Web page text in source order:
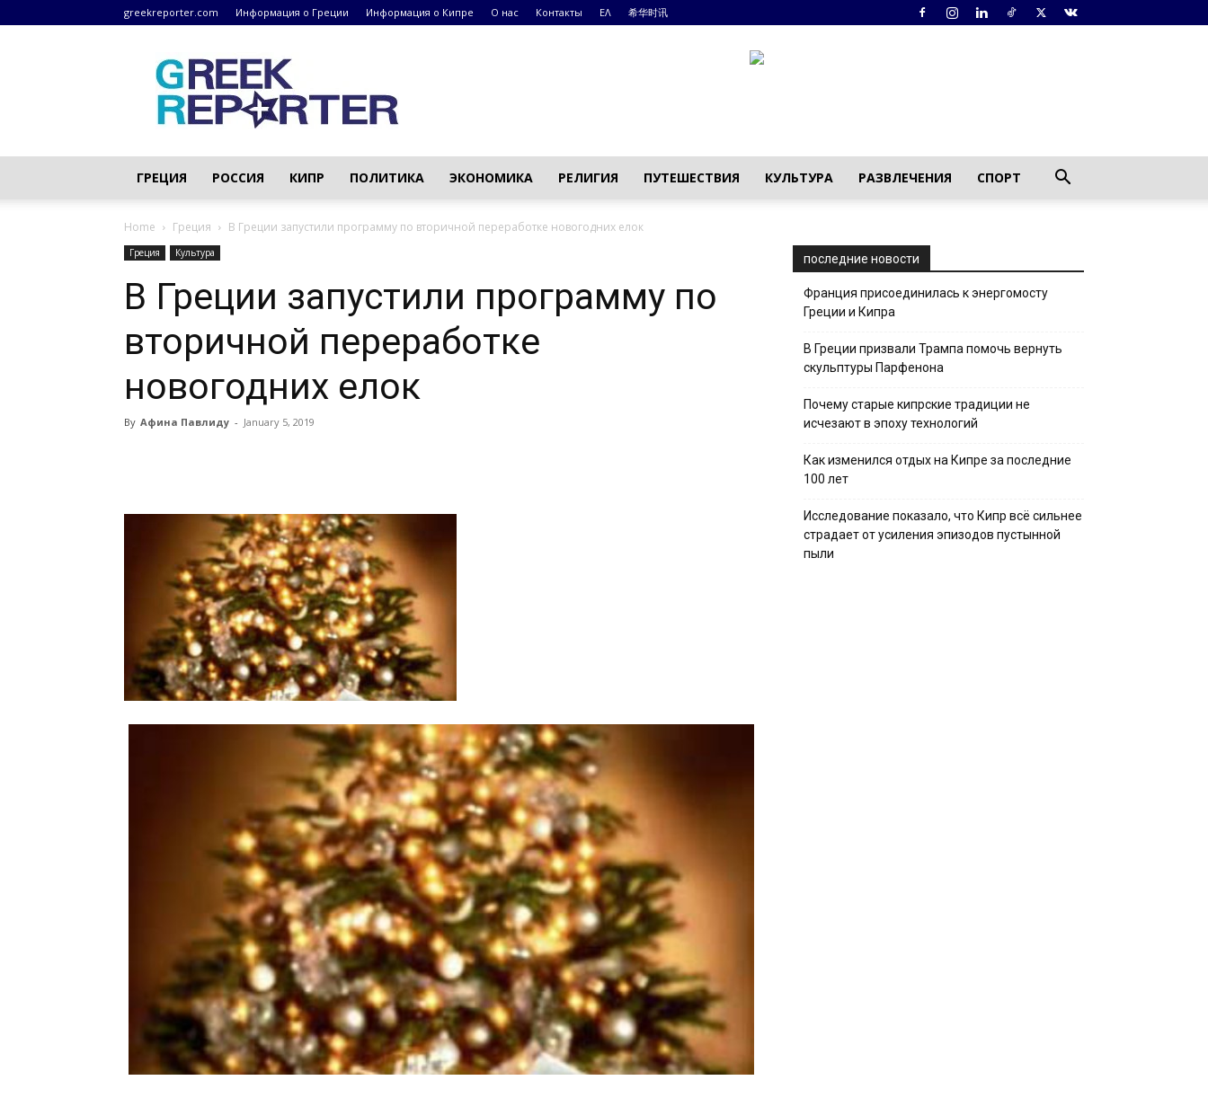
greekreporter.com Информация о Греции Информация о Кипре О нас Контакты ΕΛ 希华时讯
Греческие
новости
–
greekreporter.com
ГРЕЦИЯ РОССИЯ КИПР ПОЛИТИКА ЭКОНОМИКА РЕЛИГИЯ ПУТЕШЕСТВИЯ КУЛЬТУРА РАЗВЛЕЧЕНИЯ СПОРТ
Home Греция В Греции запустили программу по вторичной переработке новогодних елок
Греция Культура
В Греции запустили программу по
вторичной переработке
новогодних елок
By Афина Павлиду - January 5, 2019
последние новости
Франция присоединилась к энергомосту
Греции и Кипра
В Греции призвали Трампа помочь вернуть
скульптуры Парфенона
Почему старые кипрские традиции не
исчезают в эпоху технологий
Как изменился отдых на Кипре за последние
100 лет
Исследование показало, что Кипр всё сильнее
страдает от усиления эпизодов пустынной
пыли